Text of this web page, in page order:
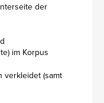
der
im Korpus
verkleidet (samt